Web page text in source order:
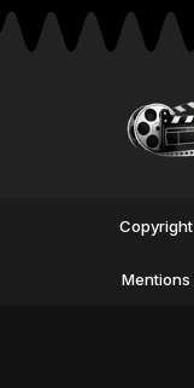
Mentions